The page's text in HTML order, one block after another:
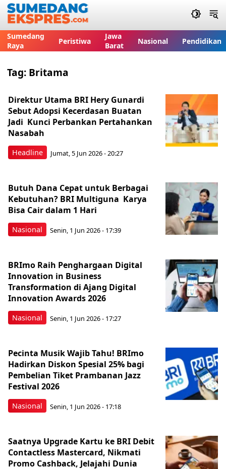
Sumedang
Raya
Peristiwa
Jawa
Barat
Nasional Pendidikan
Tag: Britama
Headline
Direktur Utama BRI Hery Gunardi
Sebut Adopsi Kecerdasan Buatan
Jadi Kunci Perbankan Pertahankan
Nasabah
Jumat, 5 Jun 2026 - 20:27
Nasional
Butuh Dana Cepat untuk Berbagai
Kebutuhan? BRI Multiguna Karya
Bisa Cair dalam 1 Hari
Senin, 1 Jun 2026 - 17:39
Nasional
BRImo Raih Penghargaan Digital
Innovation in Business
Transformation di Ajang Digital
Innovation Awards 2026
Senin, 1 Jun 2026 - 17:27
Nasional
Pecinta Musik Wajib Tahu! BRImo
Hadirkan Diskon Spesial 25% bagi
Pembelian Tiket Prambanan Jazz
Festival 2026
Senin, 1 Jun 2026 - 17:18
Saatnya Upgrade Kartu ke BRI Debit
Contactless Mastercard, Nikmati
Promo Cashback, Jelajahi Dunia